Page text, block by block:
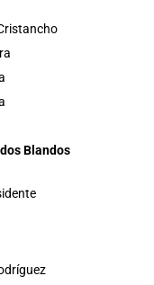
Blandos